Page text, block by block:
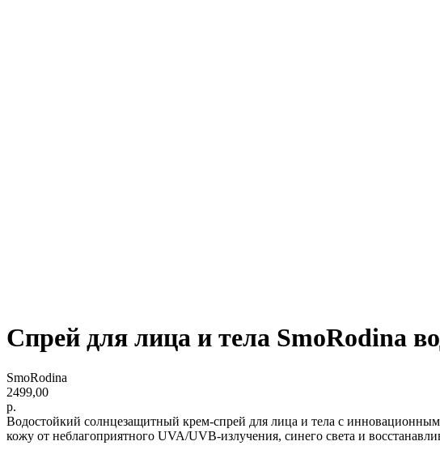
Спрей для лица и тела SmoRodina
SmoRodina
2499,00
р.
Водостойкий солнцезащитный крем-спрей для лица и тела с
кожу от неблагоприятного UVA/UVB-излучения, синего света и